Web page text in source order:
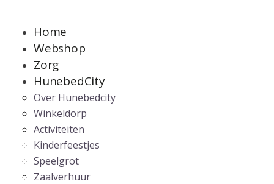
Home
Webshop
Zorg
HunebedCity
Over Hunebedcity
Winkeldorp
Activiteiten
Kinderfeestjes
Speelgrot
Zaalverhuur